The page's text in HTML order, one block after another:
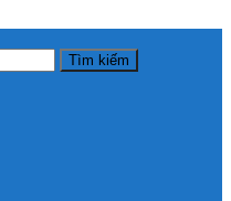
làm đẹp